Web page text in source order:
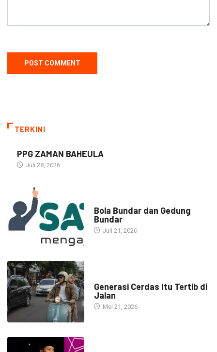
TERKINI
PPG ZAMAN BAHEULA
Juli 28, 2026
Bola Bundar dan Gedung
Bundar
Juli 21, 2026
Generasi Cerdas Itu Tertib di
Jalan
Mei 21, 2026